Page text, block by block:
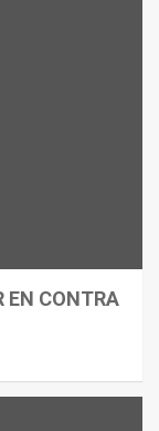
EN CONTRA